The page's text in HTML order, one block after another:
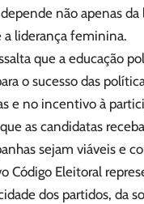
não apenas
liderança feminina.
que a educação
o sucesso das
e no incentivo à
as candidatas
sejam viáveis e
Código Eleitoral
dos partidos, da